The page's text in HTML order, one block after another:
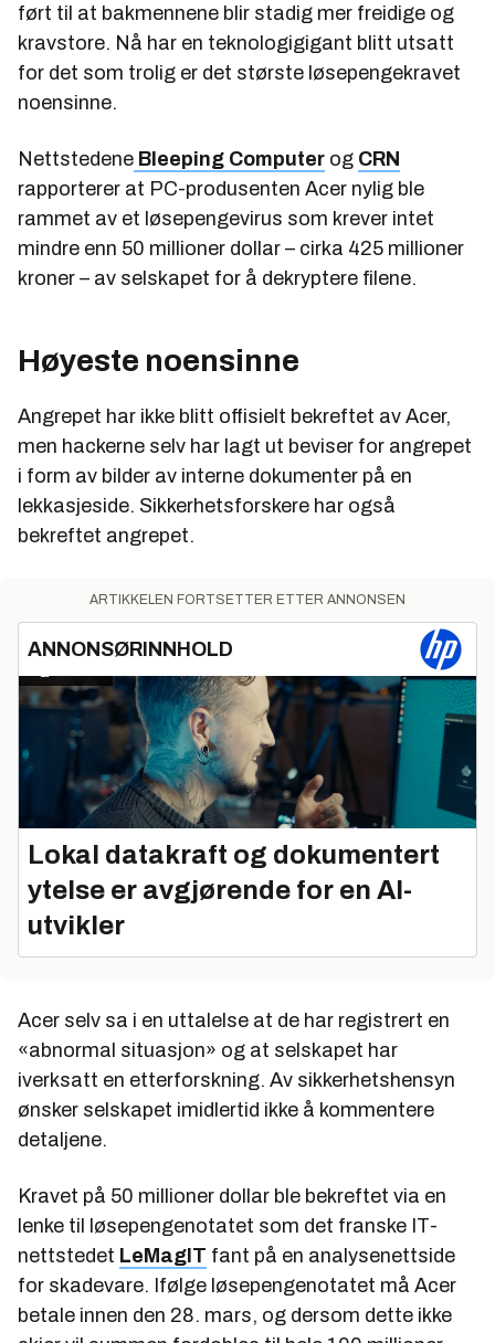
ført til at bakmennene blir stadig mer freidige og
kravstore. Nå har en teknologigigant blitt utsatt
for det som trolig er det største løsepengekravet
noensinne.
Nettstedene Bleeping Computer og CRN
rapporterer at PC-produsenten Acer nylig ble
rammet av et løsepengevirus som krever intet
mindre enn 50 millioner dollar – cirka 425 millioner
kroner – av selskapet for å dekryptere filene.
Høyeste noensinne
Angrepet har ikke blitt offisielt bekreftet av Acer,
men hackerne selv har lagt ut beviser for angrepet
i form av bilder av interne dokumenter på en
lekkasjeside. Sikkerhetsforskere har også
bekreftet angrepet.
ARTIKKELEN FORTSETTER ETTER ANNONSEN
ANNONSØRINNHOLD
Lokal datakraft og dokumentert
ytelse er avgjørende for en AI-
utvikler
Acer selv sa i en uttalelse at de har registrert en
«abnormal situasjon» og at selskapet har
iverksatt en etterforskning. Av sikkerhetshensyn
ønsker selskapet imidlertid ikke å kommentere
detaljene.
Kravet på 50 millioner dollar ble bekreftet via en
lenke til løsepengenotatet som det franske IT-
nettstedet LeMagIT fant på en analysenettside
for skadevare. Ifølge løsepengenotatet må Acer
betale innen den 28. mars, og dersom dette ikke